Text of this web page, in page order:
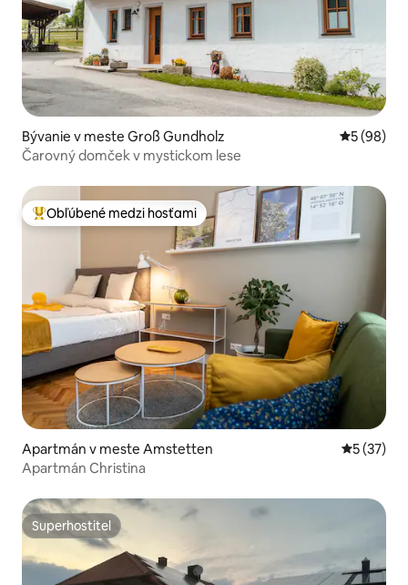
Bývanie v meste Groß Gundholz
5 (98)
Čarovný domček v mystickom lese
Najobľúbenejšie medzi hosťami
Obľúbené medzi hosťami
Apartmán v meste Amstetten
5 (37)
Apartmán Christina
Superhostiteľ
Superhostiteľ